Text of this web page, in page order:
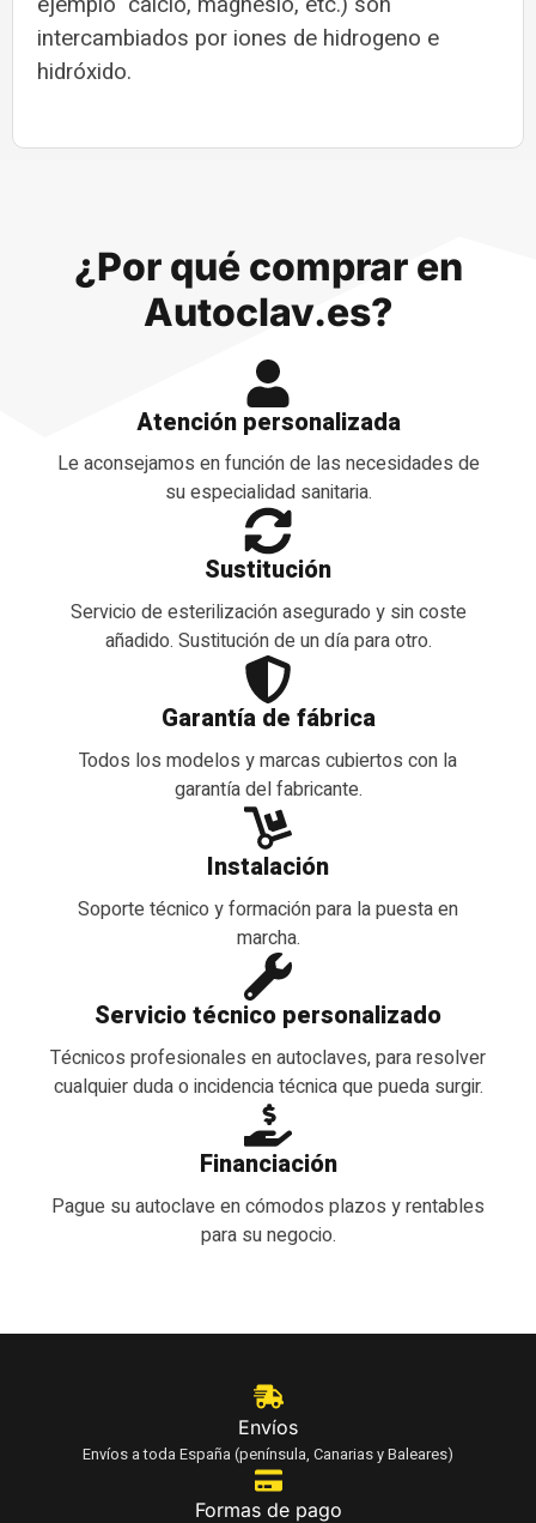
intercambiados por iones de hidrogeno e
hidróxido.
¿Por qué comprar en
Autoclav.es?
Atención personalizada
Le aconsejamos en función de las necesidades de
su especialidad sanitaria.
Sustitución
Servicio de esterilización asegurado y sin coste
añadido. Sustitución de un día para otro.
Garantía de fábrica
Todos los modelos y marcas cubiertos con la
garantía del fabricante.
Instalación
Soporte técnico y formación para la puesta en
marcha.
Servicio técnico personalizado
Técnicos profesionales en autoclaves, para resolver
cualquier duda o incidencia técnica que pueda surgir.
Financiación
Pague su autoclave en cómodos plazos y rentables
para su negocio.
Envíos
Envíos a toda España (península, Canarias y Baleares)
Formas de pago